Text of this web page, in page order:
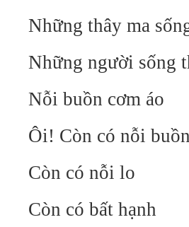
Những thây ma
Những người sống
Nỗi buồn cơm áo
Ôi! Còn có nỗi buồn
Còn có nỗi lo
Còn có bất hạnh